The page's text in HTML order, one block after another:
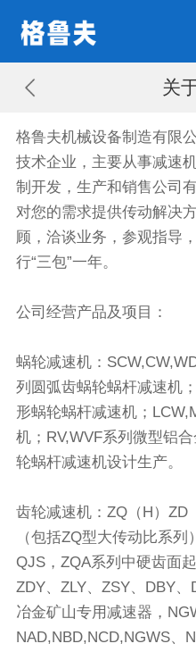
关
格鲁夫机械设备制造有限
技术企业，主要从事减速
制开发，生产和销售公司
对您的需求提供传动解决
顾，洽谈业务，参观指导
行“三包”一年。
公司经营产品及项目：
蜗轮减速机：
列圆弧齿蜗轮蜗杆减速机
形蜗轮蜗杆减速机；
机；RV,WVF系列微型铝
轮蜗杆减速机设计生产。
齿轮减速机：ZQ（H）ZD
（包括ZQ型大传动比系列
QJS，ZQA系列中硬齿面
ZDY、ZLY、ZSY、DBY
冶金矿山专用减速器，
NAD,NBD,NCD,NGWS、